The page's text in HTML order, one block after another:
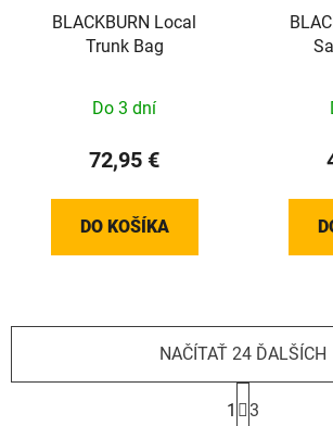
BLACKBURN Local
Trunk Bag
Do 3 dní
72,95 €
DO KOŠÍKA
NAČÍTAŤ 24 ĎALŠÍCH
S
t
1 3